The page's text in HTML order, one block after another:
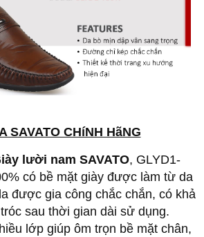
SAVATO CHíNH HãNG
lười nam SAVATO, GLYD1-
có bề mặt giày được làm từ da
được gia công chắc chắn, có khả
sau thời gian dài sử dụng.
lớp giúp ôm trọn bề mặt chân,